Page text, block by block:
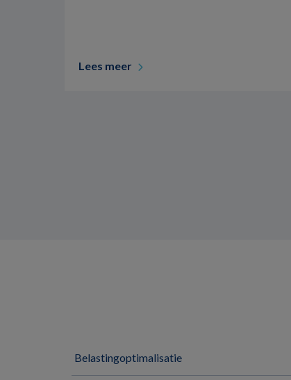
Lees meer
Belastingoptimalisatie